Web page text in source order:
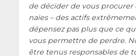
de déci­der de vous
naies – des actifs
dépen­sez pas plus que ce
vous per­mettre de perdre.
être tenus res­pon­sables de